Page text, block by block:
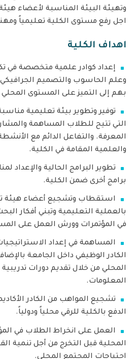
وتهيئة البيئة المناسبة لأعضاء
اجل رفع مستوى الكلية تعليمياً
اهداف الكلية
إعداد كوادر علمية متخصصة في
وعلم الحاسوب والتصميم الجرافيكي
بهم إلى التميز على المستوى المحلي
توفير وتطوير بيئة تعليمية
التي تتيح للطلاب المساهمة
المعرفة. والتفاعل الدائم مع
والعلمية المقامة في الكلية.
تطوير البرامج الحالية والإعداد
برامج أخرى ضمن الكلية.
استقطاب وتشجيع أعضاء هيئة
بالعملية التعليمية وتبني أفكار
في المؤتمرات وورش العمل على
المساهمة في إعداد
الكادر الوظيفي داخل الجامعة
المحلي من خلال تقديم دورات تدريبية
المعلومات.
تشجيع المواهب من الكادر
الدفع بالكلية للرقي محلياً ودولياً.
العمل على انخراط الطلاب في
المحلية قبل التخرج من أجل تنمية
احتياجات المجتمع المحلي.